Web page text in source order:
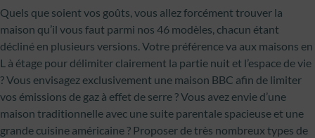
Quels que soient vos goûts, vous allez forcément trouver la
maison qu’il vous faut parmi nos 46 modèles, chacun étant
décliné en plusieurs versions. Votre préférence va aux maisons en
L à étage pour délimiter clairement la partie nuit et l’espace de vie
? Vous envisagez exclusivement une maison BBC afin de limiter
vos émissions de gaz à effet de serre ? Vous avez envie d’une
maison traditionnelle avec une suite parentale spacieuse et une
grande cuisine américaine ? Proposer de très nombreux types de